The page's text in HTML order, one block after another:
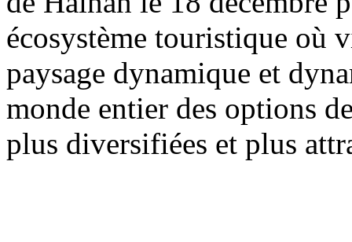
écosystème touristique où
paysage dynamique et
monde entier des options
plus diversifiées et plus